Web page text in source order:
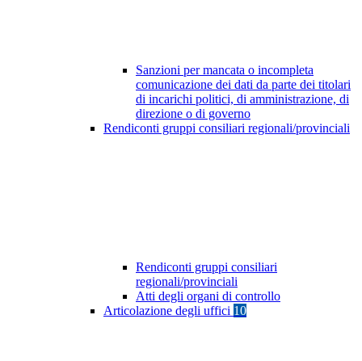
Sanzioni per mancata o incompleta
comunicazione dei dati da parte dei titolari
di incarichi politici, di amministrazione, di
direzione o di governo
Rendiconti gruppi consiliari regionali/provinciali
Rendiconti gruppi consiliari
regionali/provinciali
Atti degli organi di controllo
Articolazione degli uffici 10